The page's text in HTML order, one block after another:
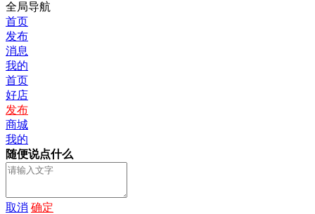
全局导航
首页
发布
消息
我的
首页
好店
发布
商城
我的
随便说点什么
取消 确定